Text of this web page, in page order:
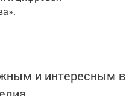
и интересным в